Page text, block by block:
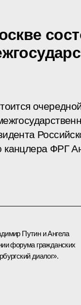
канцлера ФРГ
Путин и Ангела
форума гражданских
диалог».